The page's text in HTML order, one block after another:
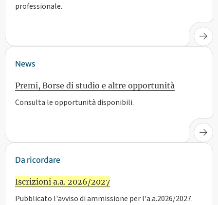
professionale.
News
Premi, Borse di studio e altre opportunità
Consulta le opportunità disponibili.
Da ricordare
Iscrizioni a.a. 2026/2027
Pubblicato l'avviso di ammissione per l'a.a.2026/2027.